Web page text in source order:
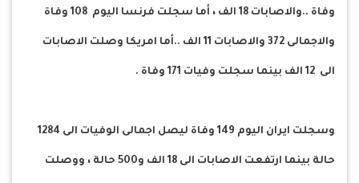
وفاة ..والاصابات 18 الف ، أما سجلت فرنسا اليوم 108 وفاة
والاجمالى 372 والاصابات 11 الف ..أما امريكا وصلت الاصابات
الى 12 الف بينما سجلت وفيات 171 وفاة .
وسجلت ايران اليوم 149 وفاة ليصل اجمالى الوفيات الى 1284
حالة بينما ارتفعت الاصابات الى 18 الف و500 حالة ، ووصلت